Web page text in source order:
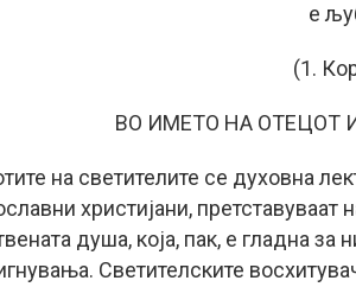
е
(1.
ВО ИМЕТО НА ОТЕЦОТ
на светителите се духовна
христијани, претставуваат
душа, која, пак, е гладна за
Светителските